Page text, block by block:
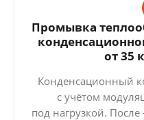
Промывка
от 35
Конденсационный
с учётом
под нагрузкой.